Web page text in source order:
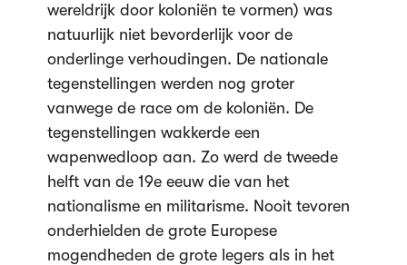
wereldrijk door koloniën te vormen) was
natuurlijk niet bevorderlijk voor de
onderlinge verhoudingen. De nationale
tegenstellingen werden nog groter
vanwege de race om de koloniën. De
tegenstellingen wakkerde een
wapenwedloop aan. Zo werd de tweede
helft van de 19e eeuw die van het
nationalisme en militarisme. Nooit tevoren
onderhielden de grote Europese
mogendheden de grote legers als in het